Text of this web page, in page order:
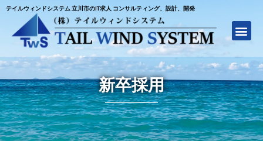
テイルウィンドシステム 立川市のIT求人 コンサルティング、設計、開発
新卒採用